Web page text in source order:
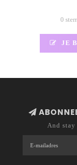
0
JE
And